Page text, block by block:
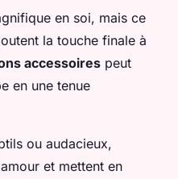
en soi, mais ce
la touche finale à
accessoires peut
en une tenue
ou audacieux,
et mettent en